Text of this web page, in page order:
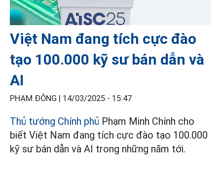
Việt Nam đang tích cực đào
tạo 100.000 kỹ sư bán dẫn và
AI
PHẠM ĐÔNG | 14/03/2025 - 15:47
Thủ tướng Chính phủ Phạm Minh Chính cho
biết Việt Nam đang tích cực đào tạo 100.000
kỹ sư bán dẫn và AI trong những năm tới.